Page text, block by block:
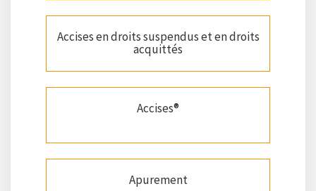
Accises en droits suspendus et en droits
acquittés
Accises®
Apurement